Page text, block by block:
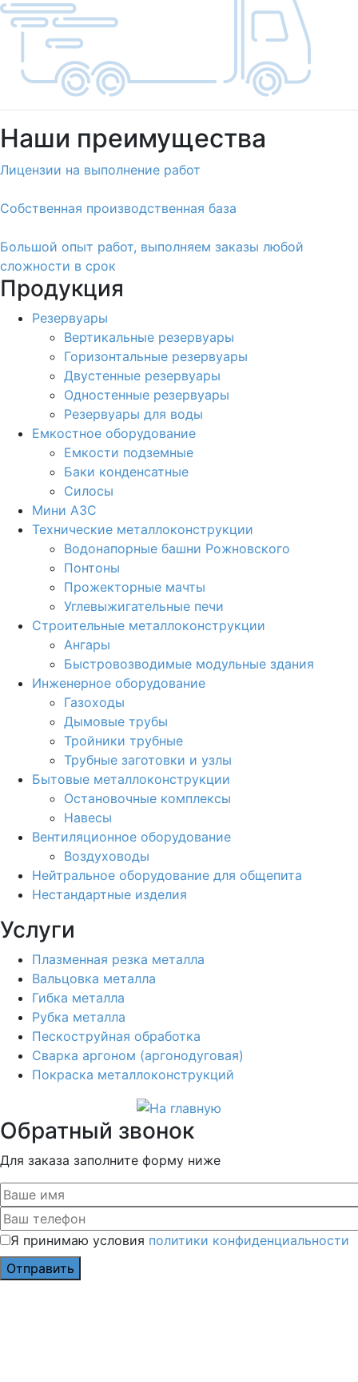
Наши преимущества
Лицензии на выполнение работ
Собственная производственная база
Большой опыт работ, выполняем заказы любой
сложности в срок
Продукция
Резервуары
Вертикальные резервуары
Горизонтальные резервуары
Двустенные резервуары
Одностенные резервуары
Резервуары для воды
Емкостное оборудование
Емкости подземные
Баки конденсатные
Силосы
Мини АЗС
Технические металлоконструкции
Водонапорные башни Рожновского
Понтоны
Прожекторные мачты
Углевыжигательные печи
Строительные металлоконструкции
Ангары
Быстровозводимые модульные здания
Инженерное оборудование
Газоходы
Дымовые трубы
Тройники трубные
Трубные заготовки и узлы
Бытовые металлоконструкции
Остановочные комплексы
Навесы
Вентиляционное оборудование
Воздуховоды
Нейтральное оборудование для общепита
Нестандартные изделия
Услуги
Плазменная резка металла
Вальцовка металла
Гибка металла
Рубка металла
Пескоструйная обработка
Сварка аргоном (аргонодуговая)
Покраска металлоконструкций
Обратный звонок
Для заказа заполните форму ниже
Я принимаю условия политики конфиденциальности